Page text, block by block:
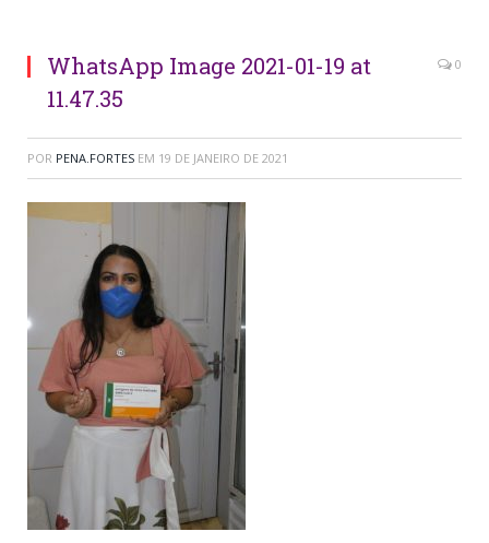
WhatsApp Image 2021-01-19 at
11.47.35
0
POR PENA.FORTES EM 19 DE JANEIRO DE 2021